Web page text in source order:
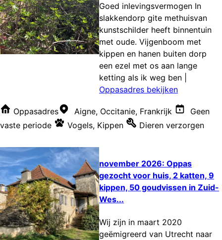
Goed inlevingsvermogen In
slakkendorp gite methuisvan
kunstschilder heeft binnentuin
met oude. Vijgenboom met
kippen en hanen buiten dorp
een ezel met os aan lange
ketting als ik weg ben
Oppasadres bekijken
Oppasadres Aigne, Occitanie, Frankrijk
Geen
vaste periode
Vogels, Kippen Dieren verzorgen
november 2026: Oppas
gezocht voor huis, 2 katten, 9
kippen, 50 goudvissen in Zuid-
Wes...
Wij zijn in maart 2020
geëmigreerd van Utrecht naar